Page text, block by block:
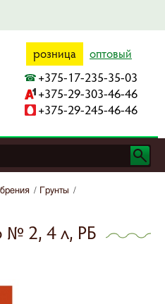
розница оптовый
+375-17-235-35-03
+375-29-303-46-46
+375-29-245-46-46
Грунты
№ 2, 4 л, РБ